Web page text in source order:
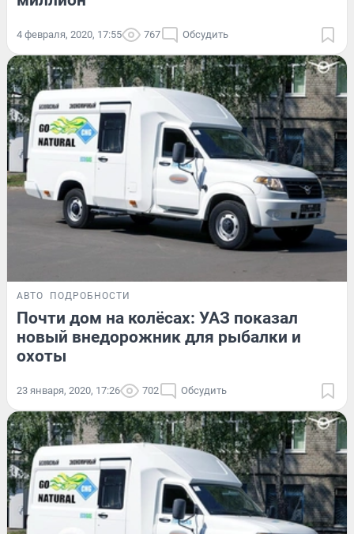
4 февраля, 2020, 17:55 767 Обсудить
АВТО ПОДРОБНОСТИ
Почти дом на колёсах: УАЗ показал
новый внедорожник для рыбалки и
охоты
23 января, 2020, 17:26 702 Обсудить